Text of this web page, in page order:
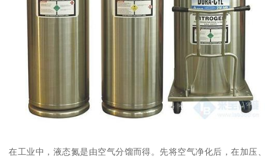
在工业中，液态氮是由空气分馏而得。先将空气净化后，在加压、